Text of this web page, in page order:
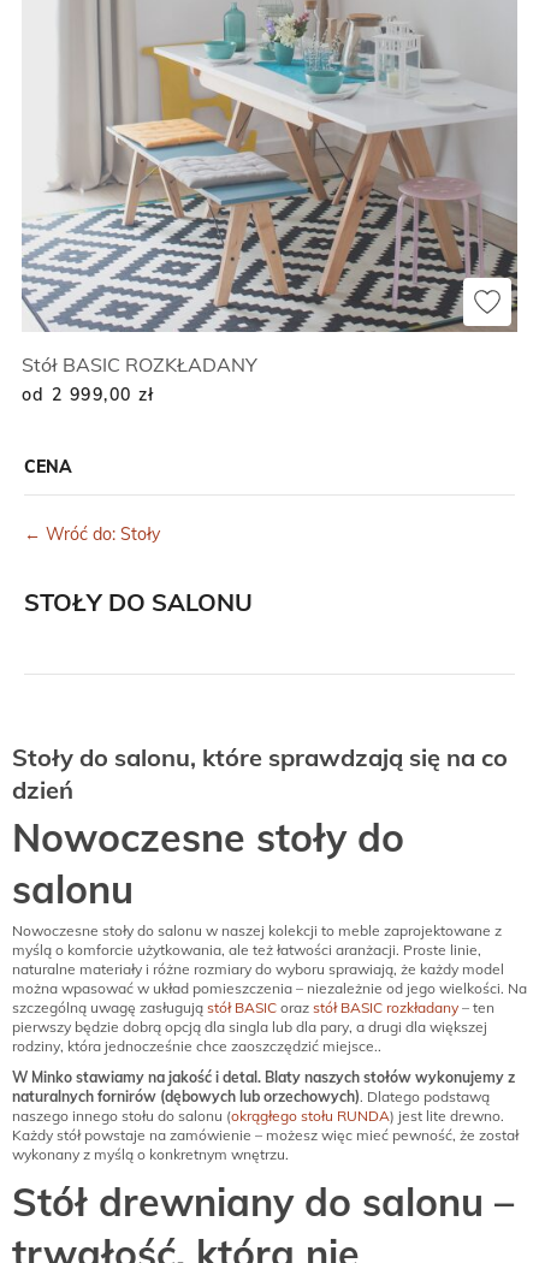
CENA
← Wróć do: Stoły
STOŁY DO SALONU
Stół BASIC ROZKŁADANY
od 2 999,00 zł
Stoły do salonu, które sprawdzają się na co
dzień
Nowoczesne stoły do
salonu
Nowoczesne stoły do salonu w naszej kolekcji to meble zaprojektowane z
myślą o komforcie użytkowania, ale też łatwości aranżacji. Proste linie,
naturalne materiały i różne rozmiary do wyboru sprawiają, że każdy model
można wpasować w układ pomieszczenia – niezależnie od jego wielkości. Na
szczególną uwagę zasługują stół BASIC oraz stół BASIC rozkładany – ten
pierwszy będzie dobrą opcją dla singla lub dla pary, a drugi dla większej
rodziny, która jednocześnie chce zaoszczędzić miejsce..
W Minko stawiamy na jakość i detal. Blaty naszych stołów wykonujemy z
naturalnych fornirów (dębowych lub orzechowych). Dlatego podstawą
naszego innego stołu do salonu (okrągłego stołu RUNDA) jest lite drewno.
Każdy stół powstaje na zamówienie – możesz więc mieć pewność, że został
wykonany z myślą o konkretnym wnętrzu.
Stół drewniany do salonu –